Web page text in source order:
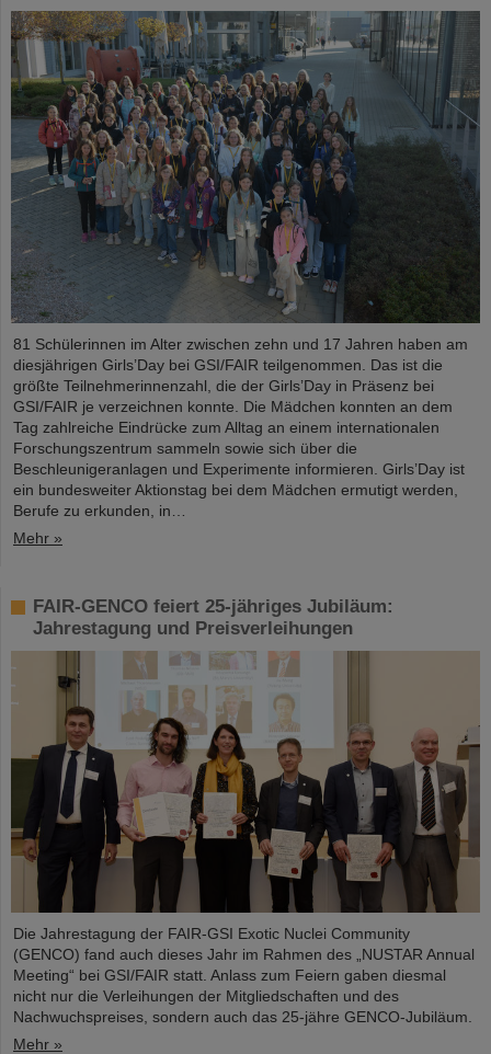
81 Schülerinnen im Alter zwischen zehn und 17 Jahren haben am
diesjährigen Girls’Day bei GSI/FAIR teilgenommen. Das ist die
größte Teilnehmerinnenzahl, die der Girls’Day in Präsenz bei
GSI/FAIR je verzeichnen konnte. Die Mädchen konnten an dem
Tag zahlreiche Eindrücke zum Alltag an einem internationalen
Forschungszentrum sammeln sowie sich über die
Beschleunigeranlagen und Experimente informieren. Girls’Day ist
ein bundesweiter Aktionstag bei dem Mädchen ermutigt werden,
Berufe zu erkunden, in…
Mehr »
FAIR-GENCO feiert 25-jähriges Jubiläum:
Jahrestagung und Preisverleihungen
Die Jahrestagung der FAIR-GSI Exotic Nuclei Community
(GENCO) fand auch dieses Jahr im Rahmen des „NUSTAR Annual
Meeting“ bei GSI/FAIR statt. Anlass zum Feiern gaben diesmal
nicht nur die Verleihungen der Mitgliedschaften und des
Nachwuchspreises, sondern auch das 25-jähre GENCO-Jubiläum.
Mehr »